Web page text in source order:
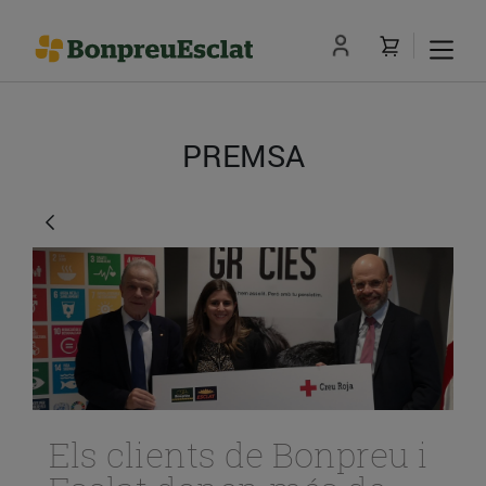
PREMSA
Els clients de Bonpreu i